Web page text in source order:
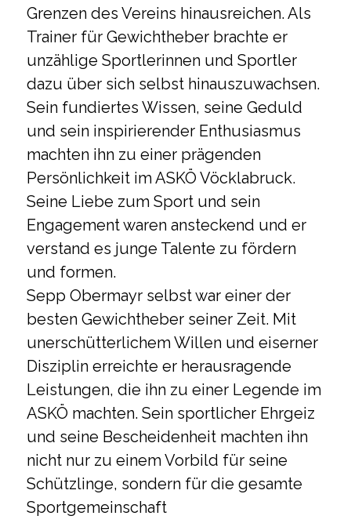
Grenzen des Vereins hinausreichen. Als
Trainer für Gewichtheber brachte er
unzählige Sportlerinnen und Sportler
dazu über sich selbst hinauszuwachsen.
Sein fundiertes Wissen, seine Geduld
und sein inspirierender Enthusiasmus
machten ihn zu einer prägenden
Persönlichkeit im ASKÖ Vöcklabruck.
Seine Liebe zum Sport und sein
Engagement waren ansteckend und er
verstand es junge Talente zu fördern
und formen.
Sepp Obermayr selbst war einer der
besten Gewichtheber seiner Zeit. Mit
unerschütterlichem Willen und eiserner
Disziplin erreichte er herausragende
Leistungen, die ihn zu einer Legende im
ASKÖ machten. Sein sportlicher Ehrgeiz
und seine Bescheidenheit machten ihn
nicht nur zu einem Vorbild für seine
Schützlinge, sondern für die gesamte
Sportgemeinschaft